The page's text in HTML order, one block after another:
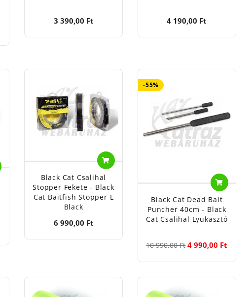
3 390,00 Ft 4 190,00 Ft
Black Cat Csalihal
Stopper Fekete - Black
Cat Baitfish Stopper L
Black
6 990,00 Ft
-55%
Black Cat Dead Bait
Puncher 40cm - Black
Cat Csalihal Lyukasztó
10 990,00 Ft 4 990,00 Ft